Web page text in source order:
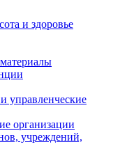
и здоровье
управленческие
организации
учреждений,